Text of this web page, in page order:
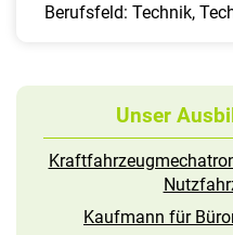
Berufsfeld: Technik,
Unser
Kaufmann für